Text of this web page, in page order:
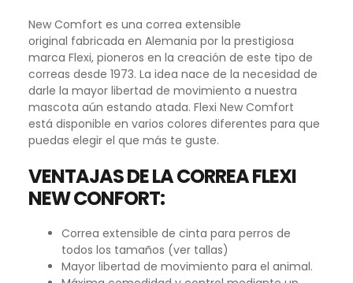
New Comfort es una correa extensible
original fabricada en Alemania por la prestigiosa
marca Flexi, pioneros en la creación de este tipo de
correas desde 1973. La idea nace de la necesidad de
darle la mayor libertad de movimiento a nuestra
mascota aún estando atada. Flexi New Comfort
está disponible en varios colores diferentes para que
puedas elegir el que más te guste.
VENTAJAS DE LA CORREA FLEXI
NEW CONFORT:
Correa extensible de cinta para perros de
todos los tamaños (ver tallas)
Mayor libertad de movimiento para el animal.